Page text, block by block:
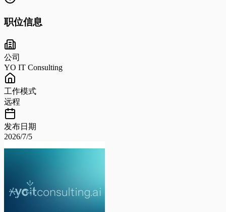
职位信息
公司
YO IT Consulting
工作模式
远程
发布日期
2026/7/5